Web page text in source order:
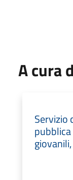
A cura
Servizio